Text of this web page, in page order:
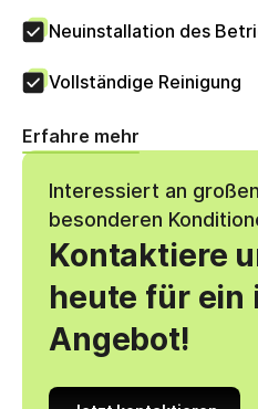
Neuinstallation des
Vollständige Reinigung
Erfahre mehr
Interessiert an
besonderen
Kontaktiere
heute für ein
Angebot!